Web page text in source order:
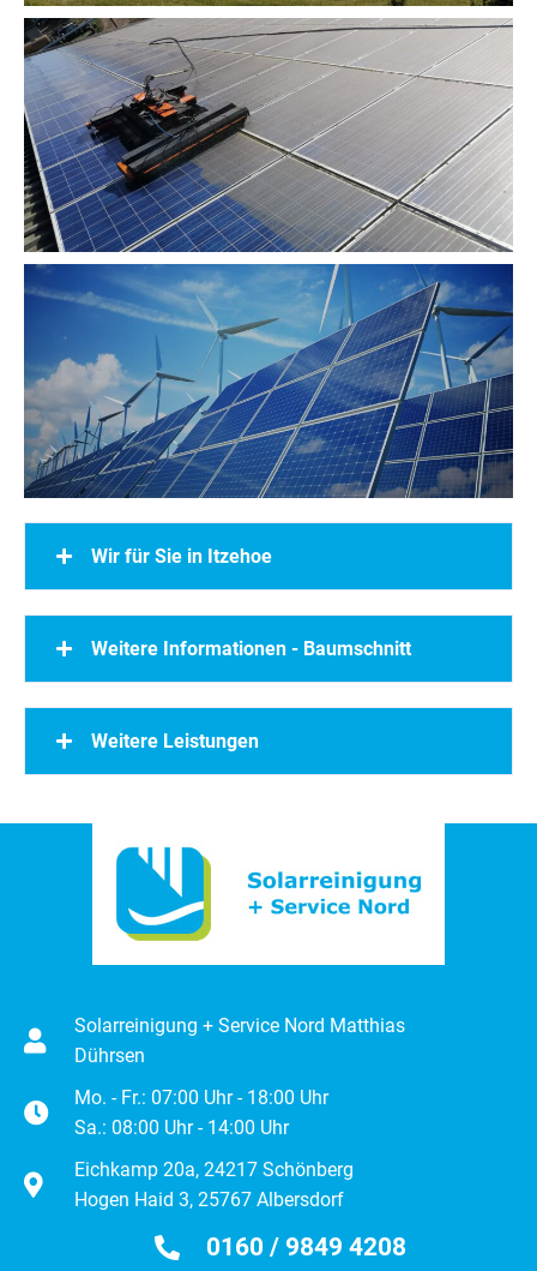
Wir für Sie in Itzehoe
Weitere Informationen - Baumschnitt
Weitere Leistungen
Solarreinigung + Service Nord Matthias
Dührsen
Mo. - Fr.: 07:00 Uhr - 18:00 Uhr
Sa.: 08:00 Uhr - 14:00 Uhr
Eichkamp 20a, 24217 Schönberg
Hogen Haid 3, 25767 Albersdorf
0160 / 9849 4208